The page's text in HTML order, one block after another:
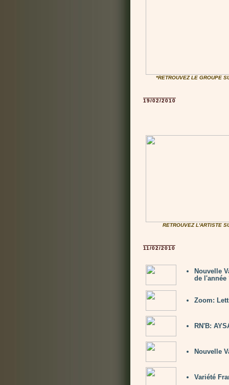
*RETROUVEZ LE GROUPE
19/02/2010
RETROUVEZ L'ARTISTE
11/02/2010
Nouvelle
de l'année
Zoom:
RN'B:
Nouvelle
Variété